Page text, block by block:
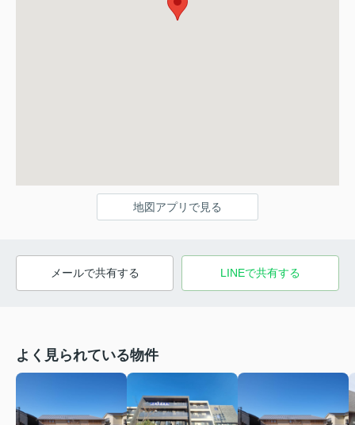
地図アプリで見る
メールで共有する LINEで共有する
よく見られている物件